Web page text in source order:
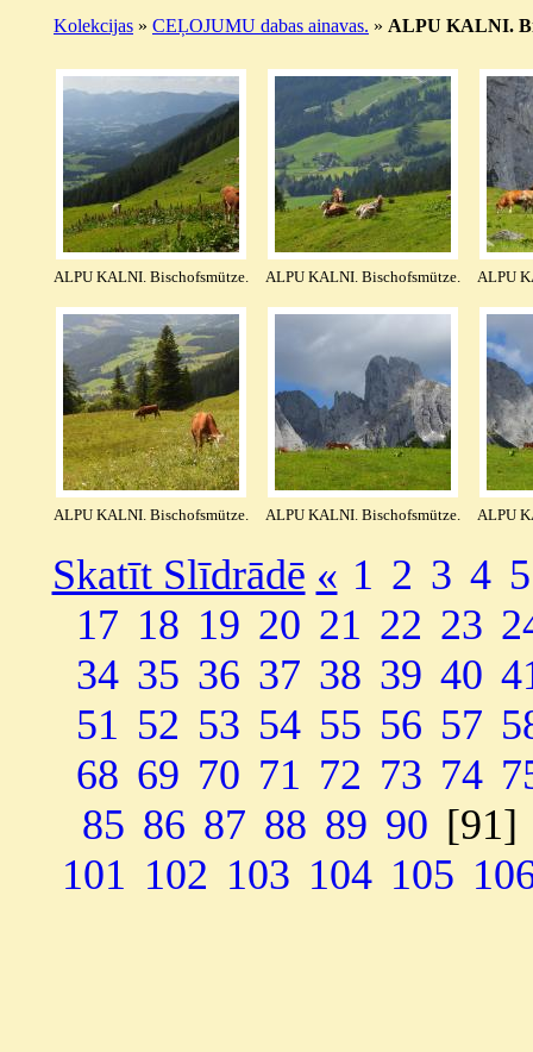
Kolekcijas » CEĻOJUMU dabas ainavas. » ALPU KALNI.
ALPU KALNI. Bischofsmütze. ALPU KALNI. Bischofsmütze. ALPU
ALPU KALNI. Bischofsmütze. ALPU KALNI. Bischofsmütze. ALPU
Skatīt Slīdrādē « 1 2 3 4 5
17 18 19 20 21 22 23
34 35 36 37 38 39 40
51 52 53 54 55 56 57
68 69 70 71 72 73 74
85 86 87 88 89 90 [91]
101 102 103 104 105